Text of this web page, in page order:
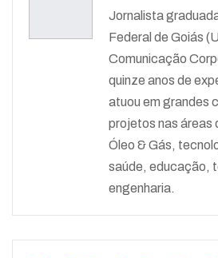
Jornalista
Federal de Goiás
Comunicação
quinze anos de
atuou em grandes
projetos nas áreas
Óleo & Gás,
saúde, educação,
engenharia.